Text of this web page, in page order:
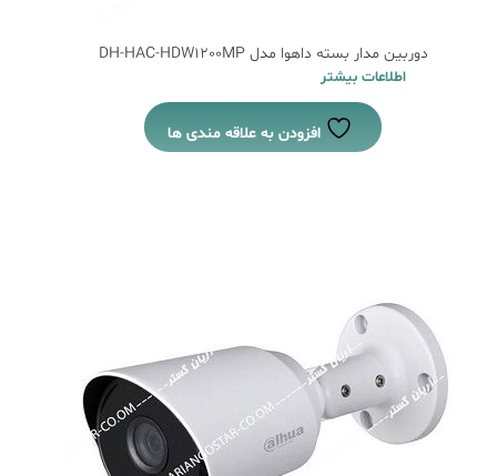
دوربین مدار بسته داهوا مدل DH-HAC-HDW1200MP
اطلاعات بیشتر
افزودن به علاقه مندی ها